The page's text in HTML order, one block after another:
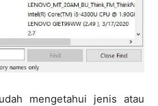
mengetahui jenis atau